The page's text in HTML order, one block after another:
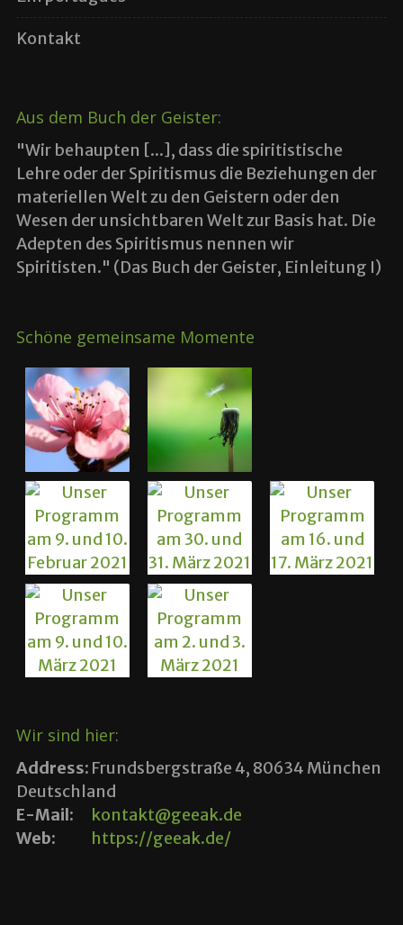
Kontakt
Aus dem Buch der Geister:
"Wir behaupten [...], dass die spiritistische
Lehre oder der Spiritismus die Beziehungen der
materiellen Welt zu den Geistern oder den
Wesen der unsichtbaren Welt zur Basis hat. Die
Adepten des Spiritismus nennen wir
Spiritisten." (Das Buch der Geister, Einleitung I)
Schöne gemeinsame Momente
Wir sind hier:
Address:Frundsbergstraße 4, 80634 München
Deutschland
E-Mail:
kontakt@geeak.de
Web:
https://geeak.de/